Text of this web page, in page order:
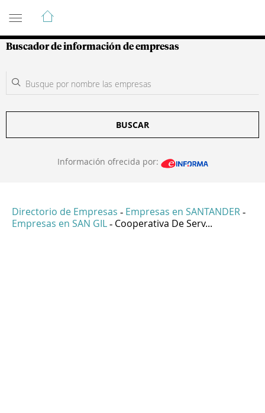
Guía de Empresas Colombianas
Buscador de información de empresas
BUSCAR
Información ofrecida por:
Directorio de Empresas - Empresas en SANTANDER -
Empresas en SAN GIL - Cooperativa De Serv...